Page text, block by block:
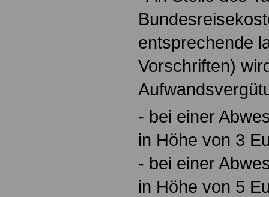
entsprechende
Vorschriften)
- bei einer
in Höhe von 3
- bei einer
in Höhe von 5